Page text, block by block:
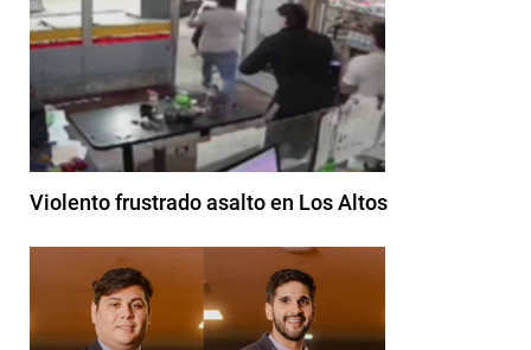
Violento frustrado asalto en Los Altos